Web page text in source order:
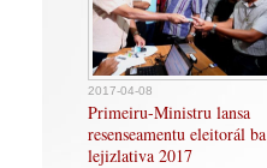
2017-04-08
Primeiru-Ministru lansa
resenseamentu eleitorál ba
lejizlativa 2017